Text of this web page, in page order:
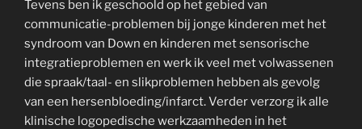
Tevens ben ik geschoold op het gebied van
communicatie-problemen bij jonge kinderen met het
syndroom van Down en kinderen met sensorische
integratieproblemen en werk ik veel met volwassenen
die spraak/taal- en slikproblemen hebben als gevolg
van een hersenbloeding/infarct. Verder verzorg ik alle
klinische logopedische werkzaamheden in het